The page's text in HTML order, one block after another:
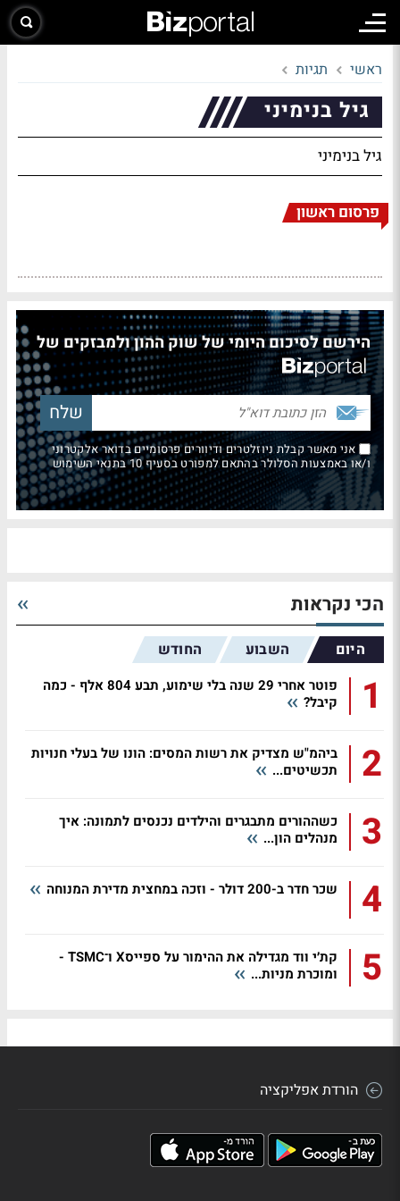
ראשי תגיות
גיל בנימיני
גיל בנימיני
פרסום ראשון
הירשם לסיכום היומי של שוק ההון ולמבזקים של
אני מאשר קבלת ניוזלטרים ודיוורים פרסומיים בדואר אלקטרוני
ו/או באמצעות הסלולר בהתאם למפורט בסעיף 10 בתנאי השימוש
הכי נקראות
היום השבוע החודש
1
פוטר אחרי 29 שנה בלי שימוע, תבע 804 אלף - כמה
קיבל?
2
ביהמ"ש מצדיק את רשות המסים: הונו של בעלי חנויות
תכשיטים...
3
כשההורים מתבגרים והילדים נכנסים לתמונה: איך
מנהלים הון...
4 שכר חדר ב-200 דולר - וזכה במחצית מדירת המנוחה
5
קת׳י ווד מגדילה את ההימור על ספייסX ו־TSMC -
ומוכרת מניות...
הורדת אפליקציה